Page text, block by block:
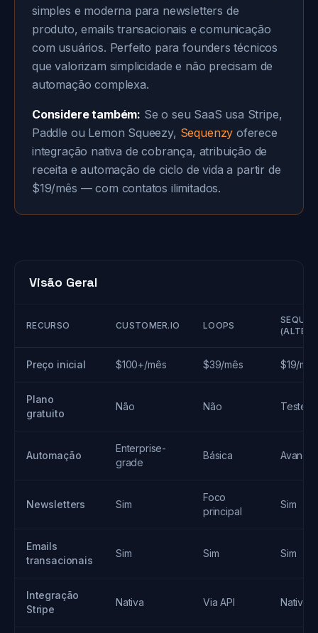
simples e moderna para newsletters de
produto, emails transacionais e comunicação
com usuários. Perfeito para founders técnicos
que valorizam simplicidade e não precisam de
automação complexa.
Considere também: Se o seu SaaS usa Stripe,
Paddle ou Lemon Squeezy, Sequenzy oferece
integração nativa de cobrança, atribuição de
receita e automação de ciclo de vida a partir de
$19/mês — com contatos ilimitados.
Visão Geral
RECURSO CUSTOMER.IO LOOPS
Preço inicial $100+/mês $39/mês $19/mês
Plano
gratuito
Não Não Teste
Automação
Enterprise-
grade
Básica
Newsletters Sim
Foco
principal
Sim
Emails
transacionais
Sim Sim Sim
Integração
Stripe
Nativa Via API Nativa